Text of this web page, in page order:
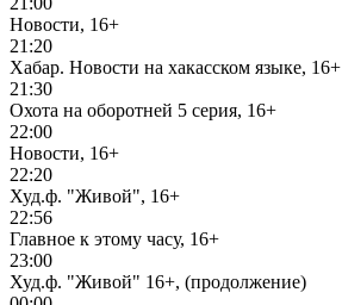
Новости, 16+
21:20
Хабар. Новости на хакасском языке, 16+
21:30
Охота на оборотней 5 серия, 16+
22:00
Новости, 16+
22:20
Худ.ф. "Живой", 16+
22:56
Главное к этому часу, 16+
23:00
Худ.ф. "Живой" 16+, (продолжение)